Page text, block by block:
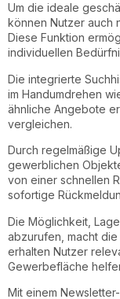
Um die ideale
können Nutzer auch
Diese Funktion
individuellen
Die integrierte
im Handumdrehen
ähnliche Angebote
vergleichen.
Durch regelmäßige
gewerblichen
von einer schnellen
sofortige
Die Möglichkeit,
abzurufen, macht
erhalten Nutzer
Gewerbefläche
Mit einem